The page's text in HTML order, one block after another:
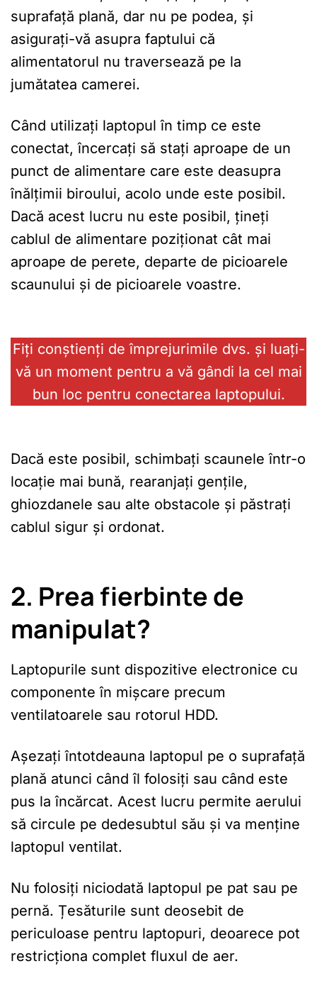
suprafață plană, dar nu pe podea, și
asigurați-vă asupra faptului că
alimentatorul nu traversează pe la
jumătatea camerei.
Când utilizați laptopul în timp ce este
conectat, încercați să stați aproape de un
punct de alimentare care este deasupra
înălțimii biroului, acolo unde este posibil.
Dacă acest lucru nu este posibil, țineți
cablul de alimentare poziționat cât mai
aproape de perete, departe de picioarele
scaunului și de picioarele voastre.
Fiți conștienți de împrejurimile dvs. și luați-
vă un moment pentru a vă gândi la cel mai
bun loc pentru conectarea laptopului.
Dacă este posibil, schimbați scaunele într-o
locație mai bună, rearanjați gențile,
ghiozdanele sau alte obstacole și păstrați
cablul sigur și ordonat.
2. Prea fierbinte de
manipulat?
Laptopurile sunt dispozitive electronice cu
componente în mișcare precum
ventilatoarele sau rotorul HDD.
Așezați întotdeauna laptopul pe o suprafață
plană atunci când îl folosiți sau când este
pus la încărcat. Acest lucru permite aerului
să circule pe dedesubtul său și va menține
laptopul ventilat.
Nu folosiți niciodată laptopul pe pat sau pe
pernă. Țesăturile sunt deosebit de
periculoase pentru laptopuri, deoarece pot
restricționa complet fluxul de aer.